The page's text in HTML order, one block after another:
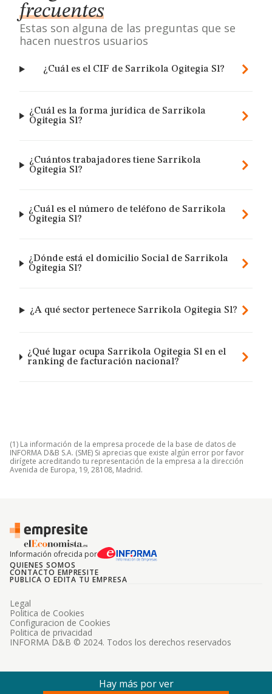
frecuentes
Estas son alguna de las preguntas que se
hacen nuestros usuarios
¿Cuál es el CIF de Sarrikola Ogitegia Sl?
¿Cuál es la forma jurídica de Sarrikola
Ogitegia Sl?
¿Cuántos trabajadores tiene Sarrikola
Ogitegia Sl?
¿Cuál es el número de teléfono de Sarrikola
Ogitegia Sl?
¿Dónde está el domicilio Social de Sarrikola
Ogitegia Sl?
¿A qué sector pertenece Sarrikola Ogitegia Sl?
¿Qué lugar ocupa Sarrikola Ogitegia Sl en el
ranking de facturación nacional?
(1) La información de la empresa procede de la base de datos de
INFORMA D&B S.A. (SME) Si aprecias que existe algún error por favor
dirígete acreditando tu representación de la empresa a la dirección
Avenida de Europa, 19, 28108, Madrid.
Información ofrecida por
QUIENES SOMOS
CONTACTO EMPRESITE
PUBLICA O EDITA TU EMPRESA
INFORMA D&B © 2024. Todos los derechos reservados
Legal
Politica de Cookies
Configuracion de Cookies
Politica de privacidad
Hay más por ver